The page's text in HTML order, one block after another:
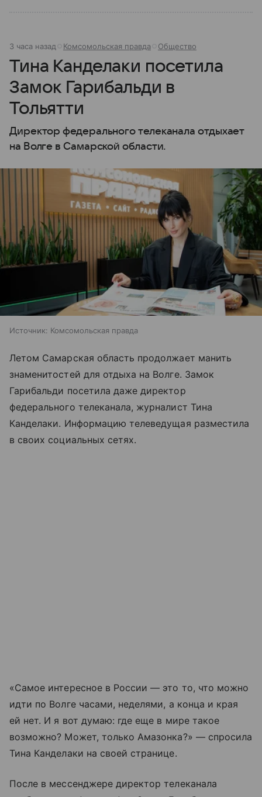
3 часа назад Комсомольская правда Общество
Тина Канделаки посетила
Замок Гарибальди в
Тольятти
Директор федерального телеканала отдыхает
на Волге в Самарской области.
Источник: Комсомольская правда
Летом Самарская область продолжает манить
знаменитостей для отдыха на Волге. Замок
Гарибальди посетила даже директор
федерального телеканала, журналист Тина
Канделаки. Информацию телеведущая разместила
в своих социальных сетях.
«Самое интересное в России — это то, что можно
идти по Волге часами, неделями, а конца и края
ей нет. И я вот думаю: где еще в мире такое
возможно? Может, только Амазонка?» — спросила
Тина Канделаки на своей странице.
После в мессенджере директор телеканала